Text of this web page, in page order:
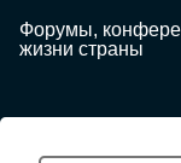
Форумы,
жизни страны